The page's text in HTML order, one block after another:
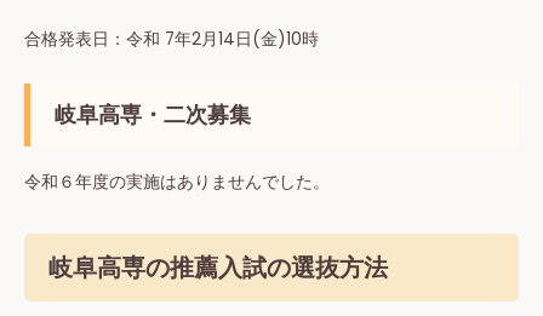
合格発表⽇：令和 7年2月14日(金)10時
岐阜高専・二次募集
令和６年度の実施はありませんでした。
岐阜高専の推薦入試の選抜方法